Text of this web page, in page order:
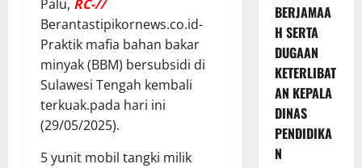
Palu, RC-//
Berantastipikornews.co.id-
Praktik mafia bahan bakar
minyak (BBM) bersubsidi di
Sulawesi Tengah kembali
terkuak.pada hari ini
(29/05/2025).
5 yunit mobil tangki milik
BERJAMAA
H SERTA
DUGAAN
KETERLIBAT
AN KEPALA
DINAS
PENDIDIKA
N